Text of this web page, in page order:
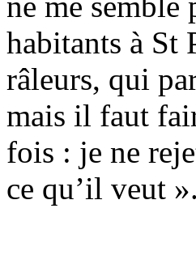
habitants à St
râleurs, qui
mais il faut
fois : je ne
ce qu’il veut ».